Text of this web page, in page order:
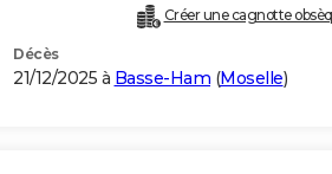
Créer une cagnotte
Décès
21/12/2025 à Basse-Ham (Moselle)